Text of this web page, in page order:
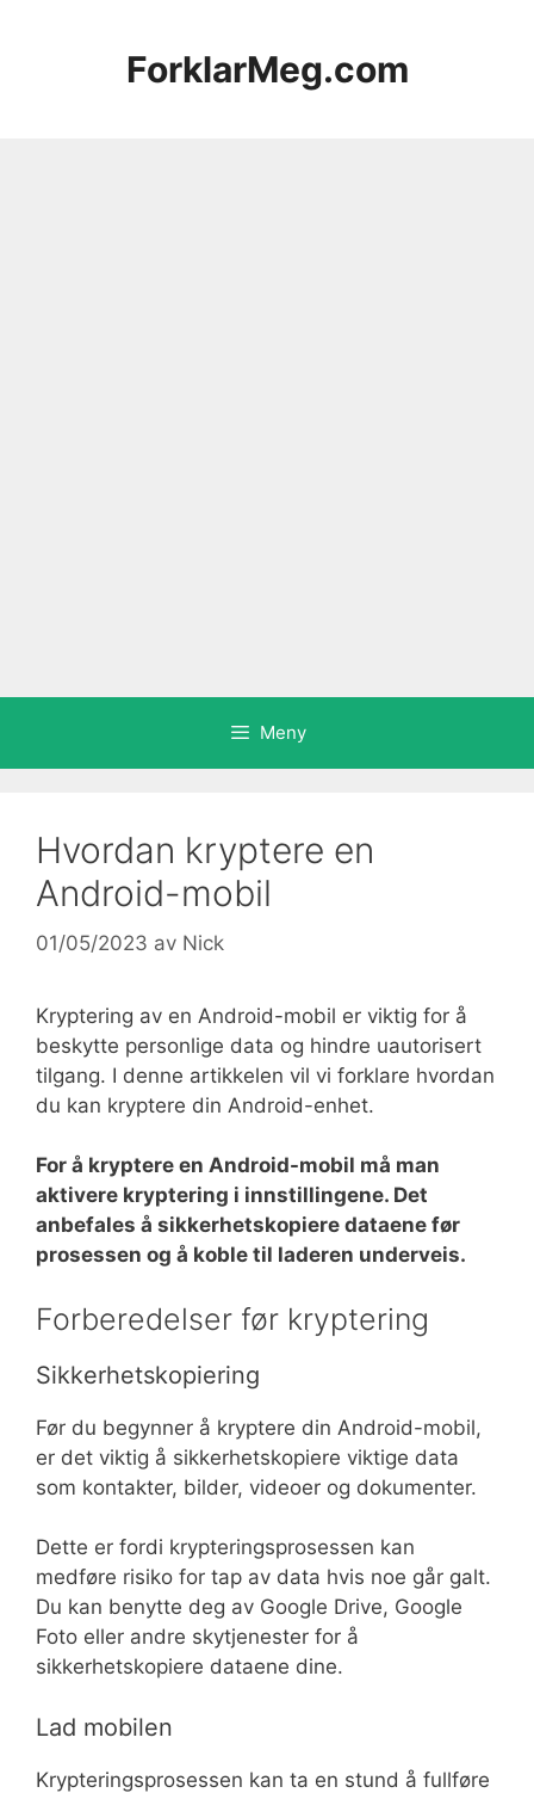
ForklarMeg.com
Meny
Hvordan kryptere en
Android-mobil
01/05/2023 av Nick
Kryptering av en Android-mobil er viktig for å
beskytte personlige data og hindre uautorisert
tilgang. I denne artikkelen vil vi forklare hvordan
du kan kryptere din Android-enhet.
For å kryptere en Android-mobil må man
aktivere kryptering i innstillingene. Det
anbefales å sikkerhetskopiere dataene før
prosessen og å koble til laderen underveis.
Forberedelser før kryptering
Sikkerhetskopiering
Før du begynner å kryptere din Android-mobil,
er det viktig å sikkerhetskopiere viktige data
som kontakter, bilder, videoer og dokumenter.
Dette er fordi krypteringsprosessen kan
medføre risiko for tap av data hvis noe går galt.
Du kan benytte deg av Google Drive, Google
Foto eller andre skytjenester for å
sikkerhetskopiere dataene dine.
Lad mobilen
Krypteringsprosessen kan ta en stund å fullføre